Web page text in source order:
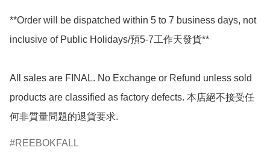
**Order will be dispatched within 5 to 7 business days, not
inclusive of Public Holidays/預5-7工作天發貨**
All sales are FINAL. No Exchange or Refund unless sold
products are classified as factory defects. 本店絕不接受任
何非質量問題的退貨要求.
REEBOKFALL